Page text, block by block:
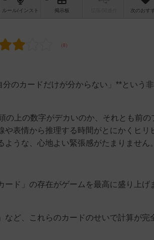
ルール/インスト 掲示板 次のおす
のカードだけが分からない」**という
の上の数字がデカいのか、それとも前の
表情から推理する時間がとにかくヒリ
うな、心地よい緊張感がたまりません。
ド」の存在がゲームを最高に盛り上げ
ど、これらのカードのせいで計算が完